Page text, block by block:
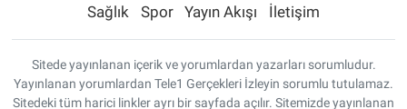
Sağlık
Spor Yayın Akışı İletişim
Sitede yayınlanan içerik ve yorumlardan yazarları sorumludur.
Yayınlanan yorumlardan Tele1 Gerçekleri İzleyin sorumlu tutulamaz.
Sitedeki tüm harici linkler ayrı bir sayfada açılır. Sitemizde yayınlanan